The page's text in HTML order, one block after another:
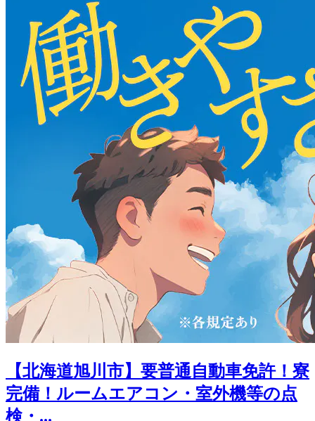
【北海道旭川市】要普通自動車免許！寮
完備！ルームエアコン・室外機等の点
検・...